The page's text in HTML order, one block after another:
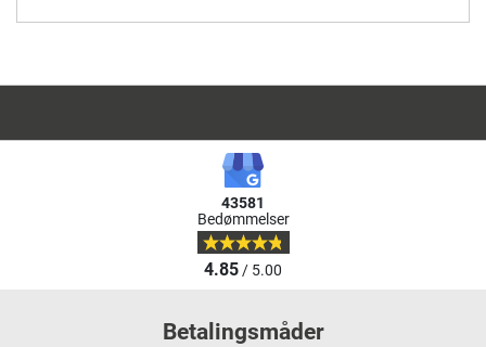
43581
Bedømmelser
4.85/ 5.00
Betalingsmåder